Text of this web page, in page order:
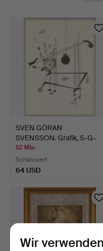
SVEN GÖRAN
SVENSSON. Grafik, S-G-
Son.
52 Min
Schätzwert
64 USD
Wir